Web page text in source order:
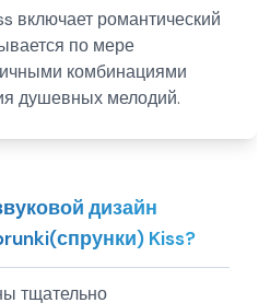
включает романтический
по мере
комбинациями
душевных мелодий.
дизайн
Kiss?
тщательно